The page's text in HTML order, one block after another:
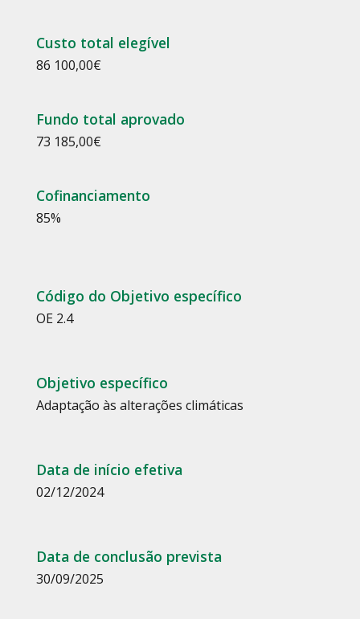
Custo total elegível
86 100,00€
Fundo total aprovado
73 185,00€
Cofinanciamento
85%
Código do Objetivo específico
OE 2.4
Objetivo específico
Adaptação às alterações climáticas
Data de início efetiva
02/12/2024
Data de conclusão prevista
30/09/2025